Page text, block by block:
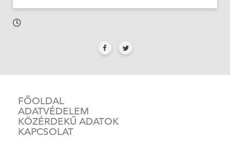
FŐOLDAL
ADATVÉDELEM
KÖZÉRDEKŰ ADATOK
KAPCSOLAT